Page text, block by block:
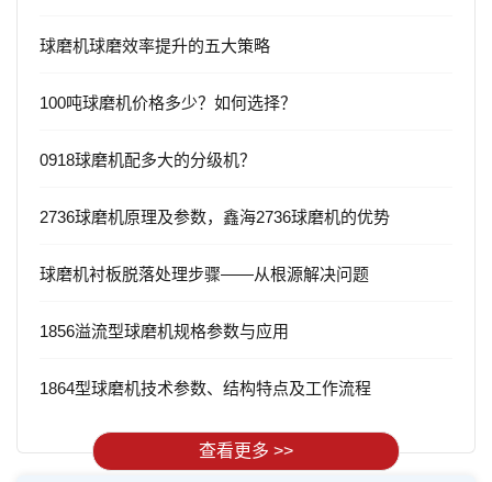
球磨机球磨效率提升的五大策略
100吨球磨机价格多少？如何选择？
0918球磨机配多大的分级机？
2736球磨机原理及参数，鑫海2736球磨机的优势
球磨机衬板脱落处理步骤——从根源解决问题
1856溢流型球磨机规格参数与应用
1864型球磨机技术参数、结构特点及工作流程
查看更多 >>